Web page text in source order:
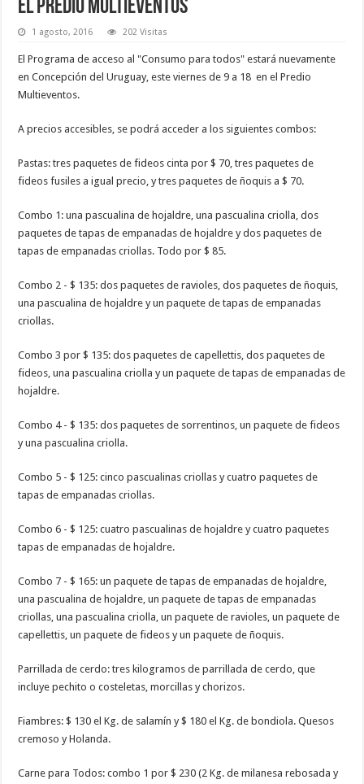
el predio Multieventos
1 agosto, 2016 202 Visitas
El Programa de acceso al "Consumo para todos" estará nuevamente
en Concepción del Uruguay, este viernes de 9 a 18 en el Predio
Multieventos.
A precios accesibles, se podrá acceder a los siguientes combos:
Pastas: tres paquetes de fideos cinta por $ 70, tres paquetes de
fideos fusiles a igual precio, y tres paquetes de ñoquis a $ 70.
Combo 1: una pascualina de hojaldre, una pascualina criolla, dos
paquetes de tapas de empanadas de hojaldre y dos paquetes de
tapas de empanadas criollas. Todo por $ 85.
Combo 2 - $ 135: dos paquetes de ravioles, dos paquetes de ñoquis,
una pascualina de hojaldre y un paquete de tapas de empanadas
criollas.
Combo 3 por $ 135: dos paquetes de capellettis, dos paquetes de
fideos, una pascualina criolla y un paquete de tapas de empanadas de
hojaldre.
Combo 4 - $ 135: dos paquetes de sorrentinos, un paquete de fideos
y una pascualina criolla.
Combo 5 - $ 125: cinco pascualinas criollas y cuatro paquetes de
tapas de empanadas criollas.
Combo 6 - $ 125: cuatro pascualinas de hojaldre y cuatro paquetes
tapas de empanadas de hojaldre.
Combo 7 - $ 165: un paquete de tapas de empanadas de hojaldre,
una pascualina de hojaldre, un paquete de tapas de empanadas
criollas, una pascualina criolla, un paquete de ravioles, un paquete de
capellettis, un paquete de fideos y un paquete de ñoquis.
Parrillada de cerdo: tres kilogramos de parrillada de cerdo, que
incluye pechito o costeletas, morcillas y chorizos.
Fiambres: $ 130 el Kg. de salamín y $ 180 el Kg. de bondiola. Quesos
cremoso y Holanda.
Carne para Todos: combo 1 por $ 230 (2 Kg. de milanesa rebosada y